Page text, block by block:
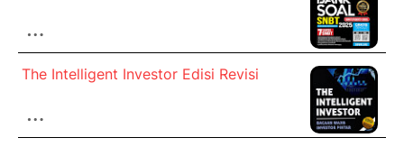
…
The Intelligent Investor Edisi Revisi
…